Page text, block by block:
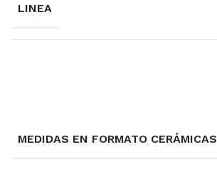
LINEA
MEDIDAS EN FORMATO CERÁMICAS